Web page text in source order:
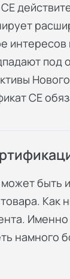
под
СЕ
Как
намного